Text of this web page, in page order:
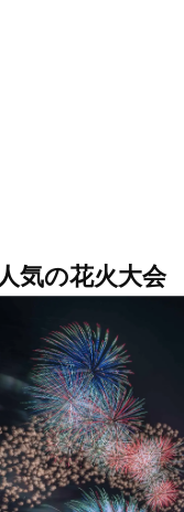
気の花火大会